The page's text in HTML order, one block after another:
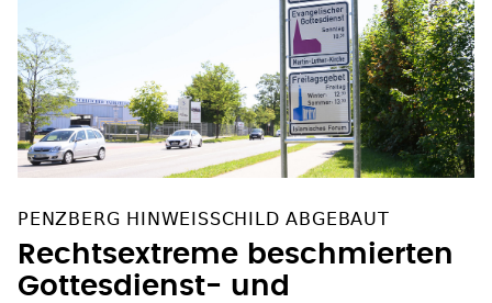
PENZBERG HINWEISSCHILD ABGEBAUT
Rechtsextreme beschmierten
Gottesdienst- und